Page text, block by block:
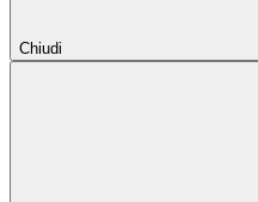
Chiudi